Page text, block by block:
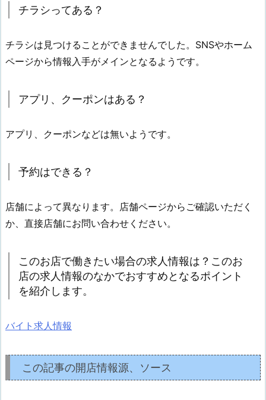
チラシってある？
チラシは見つけることができませんでした。SNSやホーム
ページから情報入手がメインとなるようです。
アプリ、クーポンはある？
アプリ、クーポンなどは無いようです。
予約はできる？
店舗によって異なります。店舗ページからご確認いただく
か、直接店舗にお問い合わせください。
このお店で働きたい場合の求人情報は？このお
店の求人情報のなかでおすすめとなるポイント
を紹介します。
バイト求人情報
この記事の開店情報源、ソース